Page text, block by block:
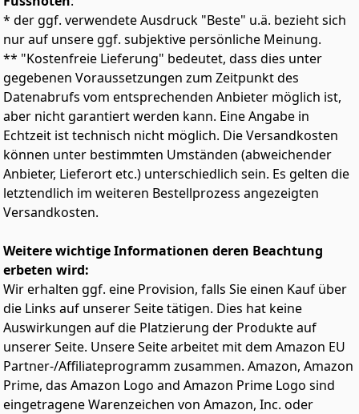
Wenn du bereit bist, deinen Level zu erhöhen und
präzise Luftakrobatik zu machen, dann ist die DJI Neo
Fly More Combo genau das Richtige für dich, komplett
mit DJI Neo, RC-N3, 3 Akkus, eine Zwei-Wege-
Ladestation und mehr.
supercooles Flugerlebnis. Es hilft Ihnen auch, Ihre
Richtung nachts leicht zu erkennen.
Beste Drohne für Kinder und Anfänger: Die mini
drohne ist einfach zu starten, tippen Sie einfach auf die
Start-/Landetaste mit einer Taste. Headless-Modus und
3 Geschwindigkeitsmodi, die für Piloten verschiedener
Niveaus geeignet sind. Attitude Hold kann die Drohne
auf einer bestimmten Höhe halten, um die Steuerung
zu erleichtern.
Stunt-Drohne Mehr Spaß: Die ferngesteuerte drohne
verfügt über mehrere Funktionen wie 360 ° Flip,
Kreisflug, Gesten-Selfie und Schwerkraftsensormodus
usw. Der Alarm bei niedrigem Batteriestand erinnert
vermeiden, dass sie verloren geht.
Leistungsstark und sicher: 3 Akkus sorgen für eine
dreifache Flugzeit, die 18-22 Minuten unterstützen
kann. Die modulare Batterie ist einfacher zu
installieren, sicherer zu laden und länger zu fliegen.
Kinderfreundlicher Propellerschutz für erhöhte
Sicherheit und Haltbarkeit, beste Drohne für Kinder.
* der ggf. verwendete Ausdruck "Beste" u.ä. bezieht sich
nur auf unsere ggf. subjektive persönliche Meinung.
** "Kostenfreie Lieferung" bedeutet, dass dies unter
gegebenen Voraussetzungen zum Zeitpunkt des
Datenabrufs vom entsprechenden Anbieter möglich ist,
aber nicht garantiert werden kann. Eine Angabe in
Echtzeit ist technisch nicht möglich. Die Versandkosten
können unter bestimmten Umständen (abweichender
Anbieter, Lieferort etc.) unterschiedlich sein. Es gelten die
letztendlich im weiteren Bestellprozess angezeigten
Versandkosten.
Weitere wichtige Informationen deren Beachtung
erbeten wird:
Wir erhalten ggf. eine Provision, falls Sie einen Kauf über
die Links auf unserer Seite tätigen. Dies hat keine
Auswirkungen auf die Platzierung der Produkte auf
unserer Seite. Unsere Seite arbeitet mit dem Amazon EU
Partner-/Affiliateprogramm zusammen. Amazon, Amazon
Prime, das Amazon Logo and Amazon Prime Logo sind
eingetragene Warenzeichen von Amazon, Inc. oder